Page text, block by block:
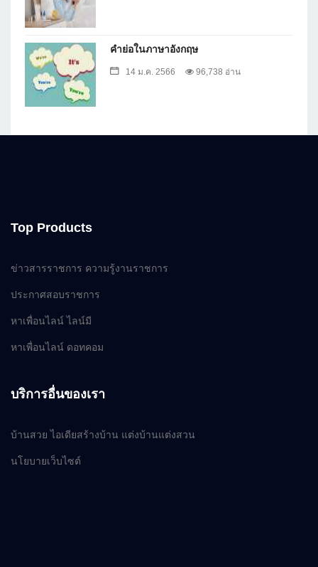
คำย่อในภาษาอังกฤษ
14 ม.ค. 2566 96,738 อ่าน
Top Products
ข่าวสารราชการ ความรู้งานราชการ
ประกาศสอบราชการ
หาเพื่อนไลน์ ไลน์มี
หาเพื่อนไลน์ ดอทคอม
บริการอื่นของเรา
บ้านสวย ไอเดียสร้างบ้าน แต่งบ้านแต่งสวน
นโยบายเว็บไซต์